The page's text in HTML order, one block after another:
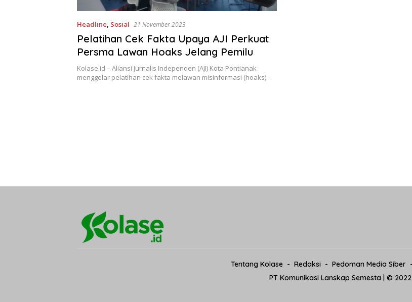
Headline, Sosial 21 November 2023
Pelatihan Cek Fakta Upaya AJI Perkuat
Persma Lawan Hoaks Jelang Pemilu
Kolase.id – ​​Aliansi Jurnalis Independen (AJI) Kota Pontianak
menggelar pelatihan cek fakta melawan misinformasi (hoaks)…
Tentang Kolase Redaksi Pedoman Media Siber
PT Komunikasi Lanskap Semesta | © 2022